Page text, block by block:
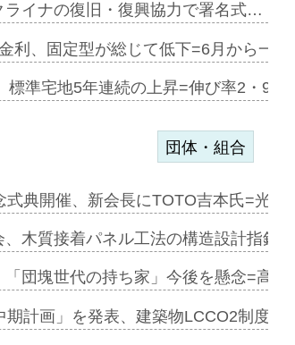
ライナの復旧・復興協力で署名式…
利、固定型が総じて低下=6月から一
標準宅地5年連続の上昇=伸び率2・
団体・組合
式典開催、新会長にTOTO吉本氏=光
、木質接着パネル工法の構造設計指針
「団塊世代の持ち家」今後を懸念=高
期計画」を発表、建築物LCCO2制度